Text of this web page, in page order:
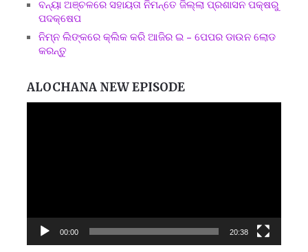
ବନ୍ୟା ଅଞ୍ଚଳରେ ସହାୟତା ନିମନ୍ତେ ଜିଲ୍ଲା ପ୍ରଶାସନ ପକ୍ଷରୁ
ପଦକ୍ଷେପ
ନିମ୍ନ ଲିଙ୍କରେ କ୍ଲିକ କରି ଆଜିର ଇ – ପେପର ଡାଉନ ଲୋଡ
କରନ୍ତୁ
ALOCHANA NEW EPISODE
00:00 20:38